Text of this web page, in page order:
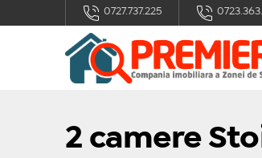
0727.737.225
2 camere